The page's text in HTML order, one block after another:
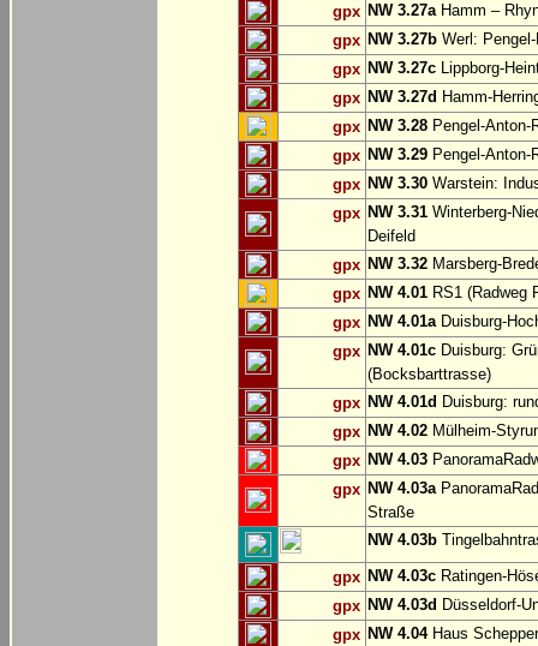
gpx NW 3.27aHamm –
gpx NW 3.27b Werl:
gpx NW 3.27c Lippborg-
gpx NW 3.27d Hamm-
gpx NW 3.28 Pengel-
gpx NW 3.29 Pengel-Anton-
gpx NW 3.30 Warstein:
gpx NW 3.31 Winterberg-
Deifeld
gpx NW 3.32 Marsberg-
gpx NW 4.01 RS1 (Radweg
gpx NW 4.01aDuisburg-
gpx NW 4.01c Duisburg:
(Bocksbarttrasse)
gpx NW 4.01d Duisburg:
gpx NW 4.02 Mülheim-
gpx NW 4.03
gpx NW 4.03a
Straße
NW 4.03b
gpx NW 4.03c Ratingen-
gpx NW 4.03d Düsseldorf-
gpx NW 4.04Haus